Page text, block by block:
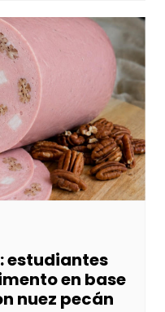
estudiantes
en base
nuez pecán